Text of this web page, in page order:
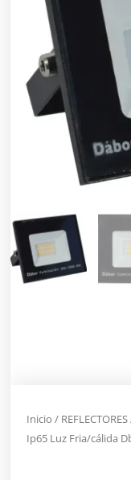
Inicio / REFLECTORES
Ip65 Luz Fria/cálida